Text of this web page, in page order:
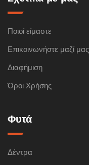
Ποιοί είμαστε
Επικοινωνήστε μαζί μας
Διαφήμιση
Όροι Χρήσης
Φυτά
Δέντρα